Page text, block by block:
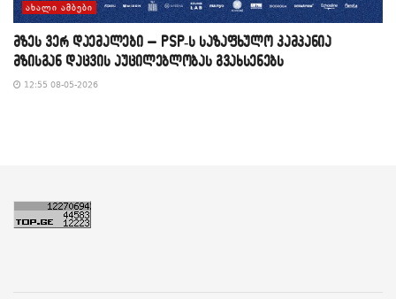
ᲐᲮᲐᲚᲘ ᲐᲛᲑᲔᲑᲘ
მზეს ვერ დაემალები – PSP-ს საზაფხულო კამპანია
მზისგან დაცვის აუცილებლობას გვახსენებს
12:55 08-05-2026